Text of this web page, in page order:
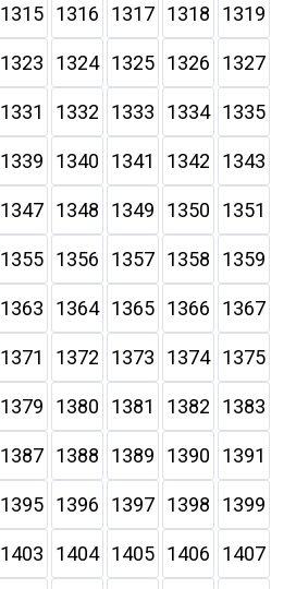
1315 1316 1317 1318 1319
1323 1324 1325 1326 1327
1331 1332 1333 1334 1335
1339 1340 1341 1342 1343
1347 1348 1349 1350 1351
1355 1356 1357 1358 1359
1363 1364 1365 1366 1367
1371 1372 1373 1374 1375
1379 1380 1381 1382 1383
1387 1388 1389 1390 1391
1395 1396 1397 1398 1399
1403 1404 1405 1406 1407